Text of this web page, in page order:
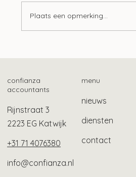
Plaats een opmerking...
confianza
accountants
Rijnstraat 3
2223 EG Katwijk
+31 71 4076380
info@confianza.nl
menu
nieuws
diensten
contact